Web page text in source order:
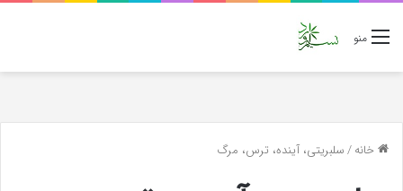
منو
خانه/سلبریتی، آینده، ترس، مرگ